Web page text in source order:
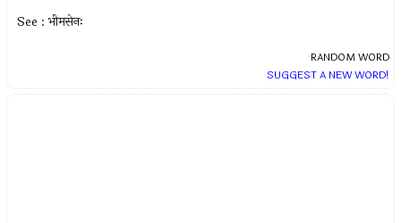
See : भीमसेनः
RANDOM WORD
SUGGEST A NEW WORD!